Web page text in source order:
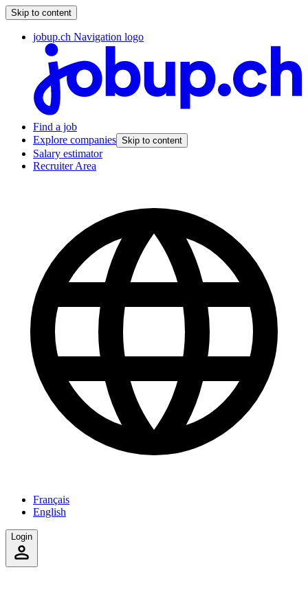
Skip to content
jobup.ch Navigation logo
Find a job
Explore companies Skip to content
Salary estimator
Recruiter Area
Français
English
Login